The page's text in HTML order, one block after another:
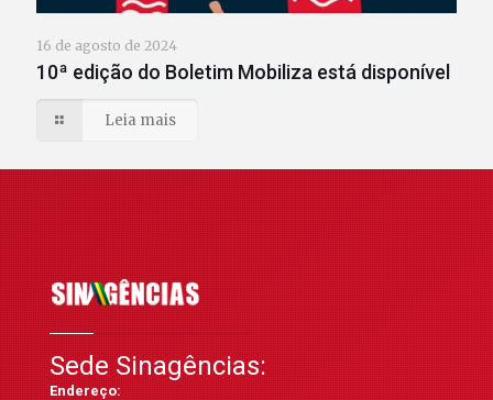
16 de agosto de 2024
10ª edição do Boletim Mobiliza está disponível
Leia mais
Sede Sinagências:
Endereço: